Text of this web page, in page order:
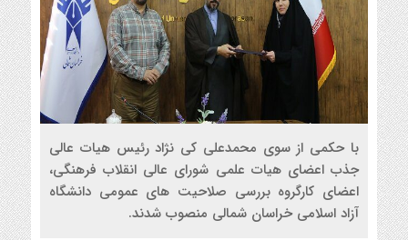
با حکمی از سوی محمدعلی کی نژاد رئیس هیات عالی
جذب اعضای هیات علمی شورای عالی انقلاب فرهنگی،
اعضای کارگروه بررسی صلاحیت های عمومی دانشگاه
آزاد اسلامی خراسان شمالی منصوب شدند.